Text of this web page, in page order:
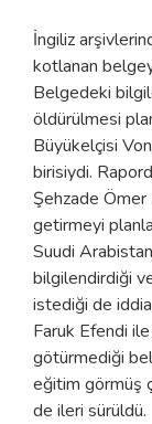
İngiliz
kotlanan
Belgedeki
öldürülmesi
Büyükelçisi
birisiydi.
Şehzade Ömer
getirmeyi
Suudi
bilgilendirdiği
istediği de
Faruk Efendi
götürmediği
eğitim görmüş
de ileri sürüldü.